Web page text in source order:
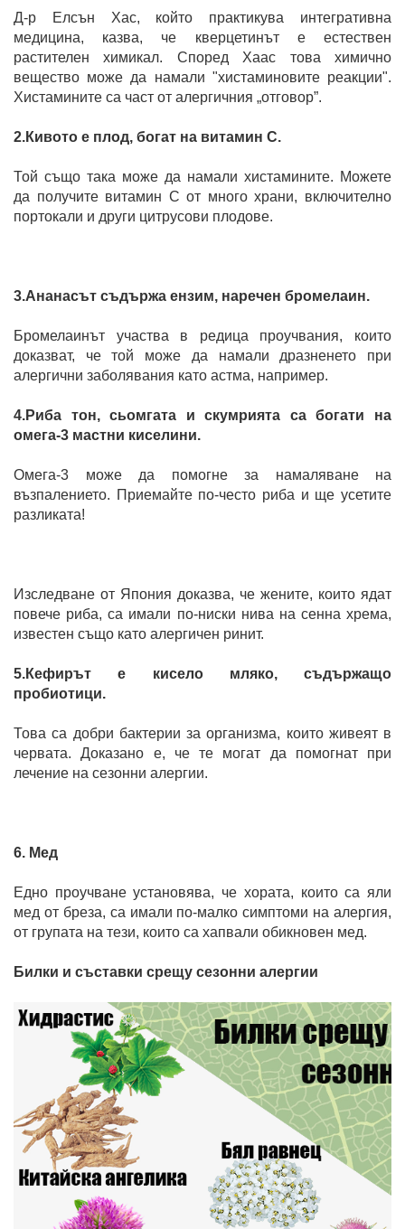
Д-р Елсън Хас, който практикува интегративна
медицина, казва, че кверцетинът е естествен
растителен химикал. Според Хаас това химично
вещество може да намали "хистаминовите реакции".
Хистамините са част от алергичния „отговор”.
2.Кивото е плод, богат на витамин С.
Той също така може да намали хистамините. Можете
да получите витамин С от много храни, включително
портокали и други цитрусови плодове.
3.Ананасът съдържа ензим, наречен бромелаин.
Бромелаинът участва в редица проучвания, които
доказват, че той може да намали дразненето при
алергични заболявания като астма, например.
4.Риба тон, сьомгата и скумрията са богати на
омега-3 мастни киселини.
Омега-3 може да помогне за намаляване на
възпалението. Приемайте по-често риба и ще усетите
разликата!
Изследване от Япония доказва, че жените, които ядат
повече риба, са имали по-ниски нива на сенна хрема,
известен също като алергичен ринит.
5.Кефирът е кисело мляко, съдържащо
пробиотици.
Това са добри бактерии за организма, които живеят в
червата. Доказано е, че те могат да помогнат при
лечение на сезонни алергии.
6. Мед
Едно проучване установява, че хората, които са яли
мед от бреза, са имали по-малко симптоми на алергия,
от групата на тези, които са хапвали обикновен мед.
Билки и съставки срещу сезонни алергии